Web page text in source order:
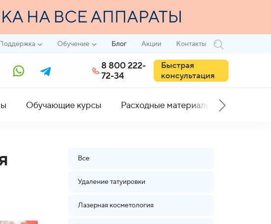
Обучение Блог Акции Контакты
8 800 222-
72-34
Быстрая
консультация
Обучающие курсы Расходные материалы
Все
Удаление татуировки
Лазерная косметология